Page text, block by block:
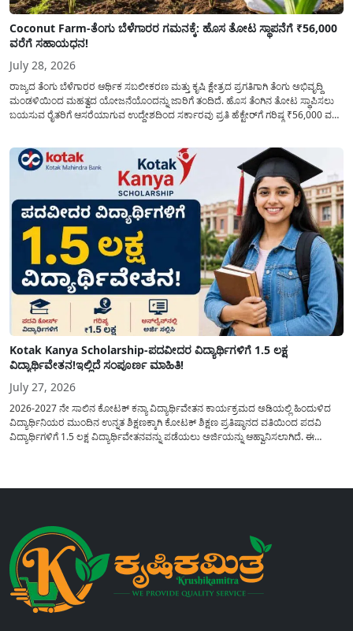
Coconut Farm-ತೆಂಗು ಬೆಳೆಗಾರರ ಗಮನಕ್ಕೆ: ಹೊಸ ತೋಟ ಸ್ಥಾಪನೆಗೆ ₹56,000
ವರೆಗೆ ಸಹಾಯಧನ!
July 28, 2026
ರಾಜ್ಯದ ತೆಂಗು ಬೆಳೆಗಾರರ ಆರ್ಥಿಕ ಸಬಲೀಕರಣ ಮತ್ತು ಕೃಷಿ ಕ್ಷೇತ್ರದ ಪ್ರಗತಿಗಾಗಿ ತೆಂಗು ಅಭಿವೃದ್ದಿ
ಮಂಡಳಿಯಿಂದ ಮಹತ್ವದ ಯೋಜನೆಯೊಂದನ್ನು ಜಾರಿಗೆ ತಂದಿದೆ. ಹೊಸ ತೆಂಗಿನ ತೋಟ ಸ್ಥಾಪಿಸಲು
ಬಯಸುವ ರೈತರಿಗೆ ಆಸರೆಯಾಗುವ ಉದ್ದೇಶದಿಂದ ಸರ್ಕಾರವು ಪ್ರತಿ ಹೆಕ್ಟೇರ್‌ಗೆ ಗರಿಷ್ಠ ₹56,000 ವರೆಗೆ
Kotak Kanya Scholarship-ಪದವೀದರ ವಿದ್ಯಾರ್ಥಿಗಳಿಗೆ 1.5 ಲಕ್ಷ
ವಿದ್ಯಾರ್ಥಿವೇತನ!ಇಲ್ಲಿದೆ ಸಂಪೂರ್ಣ ಮಾಹಿತಿ!
July 27, 2026
2026-2027 ನೇ ಸಾಲಿನ ಕೋಟಕ್ ಕನ್ಯಾ ವಿದ್ಯಾರ್ಥಿವೇತನ ಕಾರ್ಯಕ್ರಮದ ಅಡಿಯಲ್ಲಿ ಹಿಂದುಳಿದ
ವಿದ್ಯಾರ್ಥಿನಿಯರ ಮುಂದಿನ ಉನ್ನತ ಶಿಕ್ಷಣಕ್ಕಾಗಿ ಕೋಟಕ್ ಶಿಕ್ಷಣ ಪ್ರತಿಷ್ಠಾನದ ವತಿಯಿಂದ ಪದವಿ
ವಿದ್ಯಾರ್ಥಿಗಳಿಗೆ 1.5 ಲಕ್ಷ ವಿದ್ಯಾರ್ಥಿವೇತನವನ್ನು ಪಡೆಯಲು ಅರ್ಜಿಯನ್ನು ಆಹ್ವಾನಿಸಲಾಗಿದೆ. ಈ